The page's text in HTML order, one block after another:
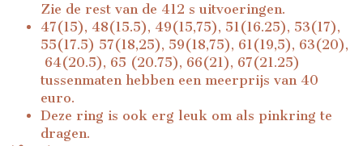
Zie de rest van de 412 s uitvoeringen.
47(15), 48(15.5), 49(15,75), 51(16.25), 53(17),
55(17.5) 57(18,25), 59(18,75), 61(19,5), 63(20),
64(20.5), 65 (20.75), 66(21), 67(21.25)
tussenmaten hebben een meerprijs van 40
euro.
Deze ring is ook erg leuk om als pinkring te
dragen.